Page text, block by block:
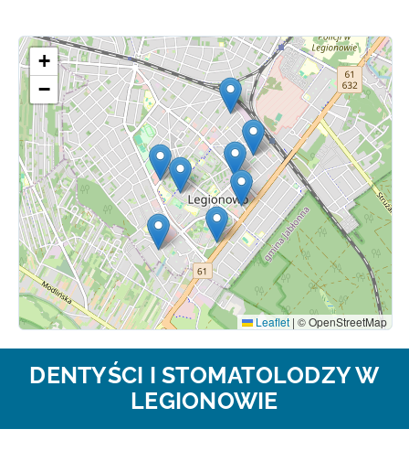
+
−
Leaflet | © OpenStreetMap
DENTYŚCI I STOMATOLODZY W
LEGIONOWIE